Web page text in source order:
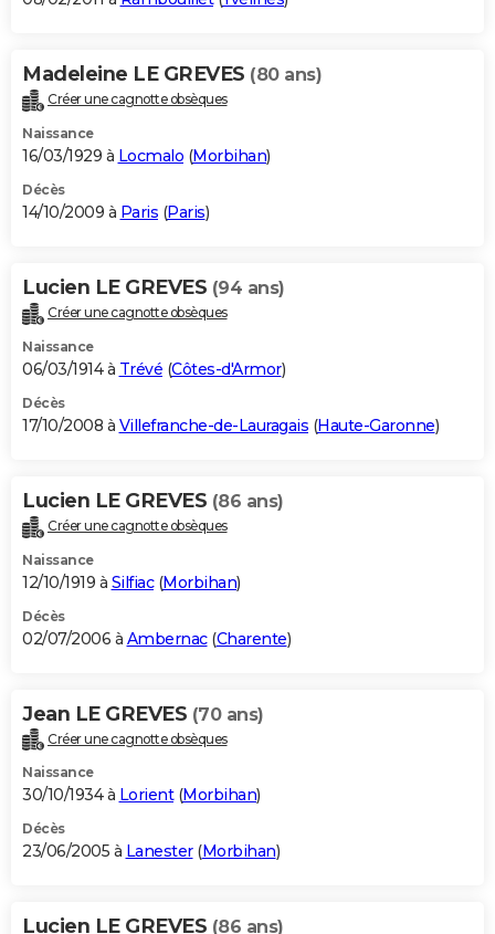
Madeleine LE GREVES (80 ans)
Créer une cagnotte obsèques
Naissance
16/03/1929 à Locmalo (Morbihan)
Décès
14/10/2009 à Paris (Paris)
Lucien LE GREVES (94 ans)
Créer une cagnotte obsèques
Naissance
06/03/1914 à Trévé (Côtes-d'Armor)
Décès
17/10/2008 à Villefranche-de-Lauragais (Haute-Garonne)
Lucien LE GREVES (86 ans)
Créer une cagnotte obsèques
Naissance
12/10/1919 à Silfiac(Morbihan)
Décès
02/07/2006 à Ambernac(Charente)
Jean LE GREVES (70 ans)
Créer une cagnotte obsèques
Naissance
30/10/1934 à Lorient(Morbihan)
Décès
23/06/2005 à Lanester(Morbihan)
Lucien LE GREVES (86 ans)